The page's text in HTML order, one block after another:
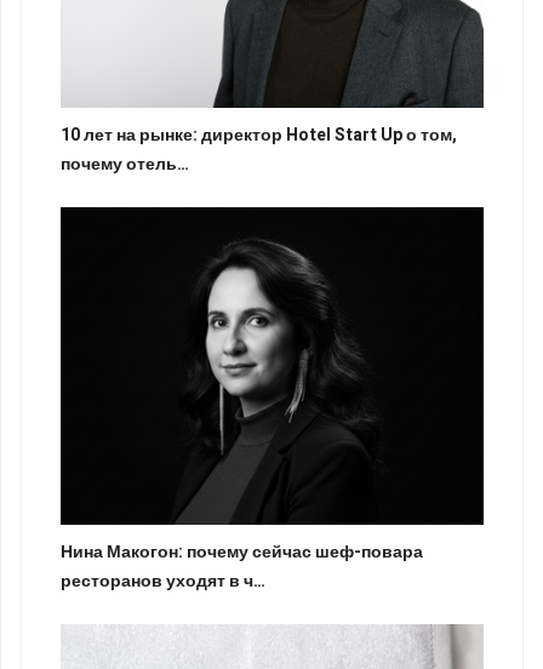
10 лет на рынке: директор Hotel Start Up о том,
почему отель…
Нина Макогон: почему сейчас шеф-повара
ресторанов уходят в ч…